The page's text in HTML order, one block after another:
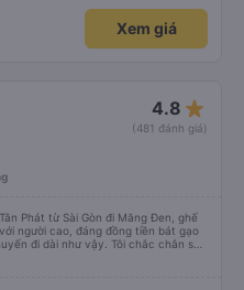
Xem giá
4.8 star_rate
(481 đánh giá)
Phát từ Sài Gòn đi Măng Đen, ghế
người cao, đáng đồng tiền bát gạo
đi dài như vậy. Tôi chắc chắn sẽ